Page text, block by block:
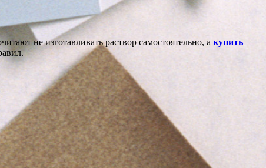
не изготавливать раствор самостоятельно, а купить